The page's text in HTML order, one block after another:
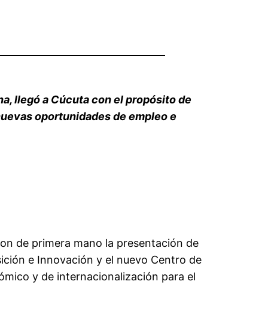
llegó a Cúcuta con el propósito de
oportunidades de empleo e
de primera mano la presentación de
e Innovación y el nuevo Centro de
y de internacionalización para el